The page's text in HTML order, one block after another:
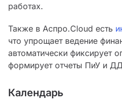
работах.
Также в Аспро.Cloud есть
что упрощает ведение
автоматически фиксирует
формирует отчеты ПиУ и
Календарь